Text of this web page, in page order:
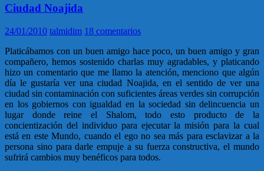
Ciudad Noajida
24/01/2010 talmidim 18 comentarios
Platicábamos con un buen amigo hace poco, un buen amigo y gran
compañero, hemos sostenido charlas muy agradables, y platicando
hizo un comentario que me llamo la atención, menciono que algún
día le gustaría ver una ciudad Noajida, en el sentido de ver una
ciudad sin contaminación con suficientes áreas verdes sin corrupción
en los gobiernos con igualdad en la sociedad sin delincuencia un
lugar donde reine el Shalom, todo esto producto de la
concientización del individuo para ejecutar la misión para la cual
está en este Mundo, cuando el ego no sea más para esclavizar a la
persona sino para darle empuje a su fuerza constructiva, el mundo
sufrirá cambios muy benéficos para todos.